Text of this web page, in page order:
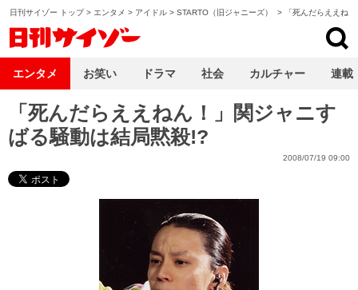
日刊サイゾー トップ> エンタメ > アイドル > STARTO（旧ジャニーズ） > 「死んだらええね
「死んだらええねん！」関ジャニす
ばる騒動は結局黙殺!?
2008/07/19 09:00
エンタメ お笑い ドラマ 社会 カルチャー 連載